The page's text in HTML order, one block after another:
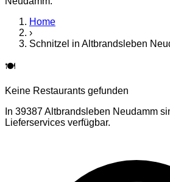
Home
›
Schnitzel in Altbrandsleben
🍽️
Keine Restaurants gefunden
In 39387Altbrandsleben Neudamm
Lieferservices verfügbar.